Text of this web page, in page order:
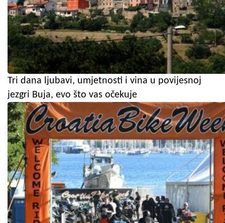
Tri dana ljubavi, umjetnosti i vina u povijesnoj
jezgri Buja, evo što vas očekuje